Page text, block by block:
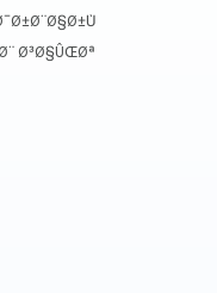
Ø³Ø§ÛŒØª